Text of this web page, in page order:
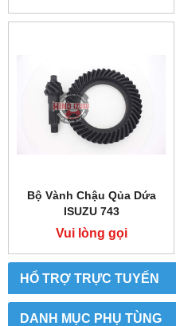
HỔ TRỢ TRỰC TUYẾN
DANH MỤC PHỤ TÙNG
Bộ Vành Chậu Qủa Dứa
ISUZU 743
Vui lòng gọi